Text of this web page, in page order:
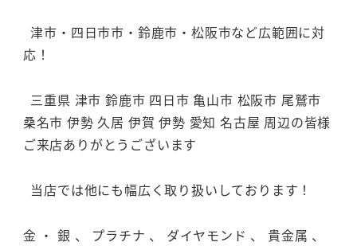
津市・四日市市・鈴鹿市・松阪市など広範囲に対
応！
三重県 津市 鈴鹿市 四日市 亀山市 松阪市 尾鷲市
桑名市 伊勢 久居 伊賀 伊勢 愛知 名古屋 周辺の皆様
ご来店ありがとうございます
当店では他にも幅広く取り扱いしております！
金 ・ 銀 、 プラチナ 、 ダイヤモンド 、 貴金属 、